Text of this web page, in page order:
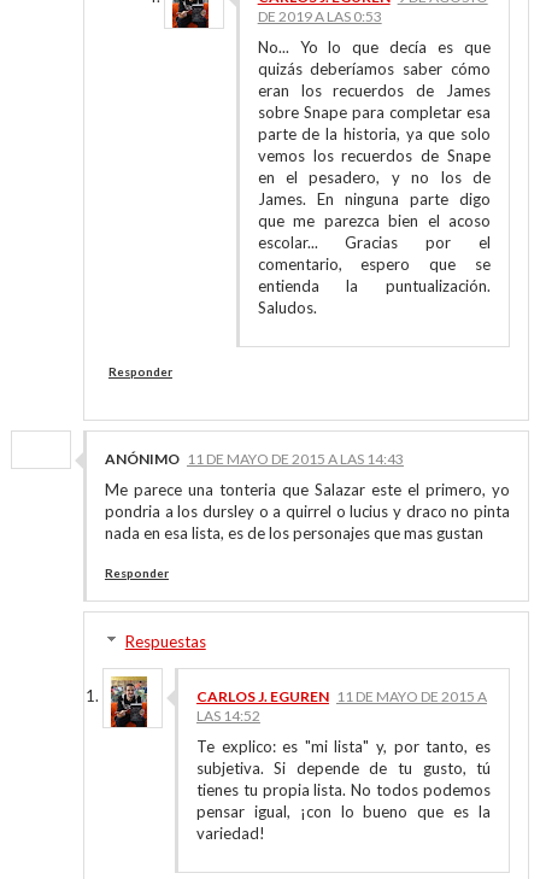
DE 2019 A LAS 0:53
No... Yo lo que decía es que
quizás deberíamos saber cómo
eran los recuerdos de James
sobre Snape para completar esa
parte de la historia, ya que solo
vemos los recuerdos de Snape
en el pesadero, y no los de
James. En ninguna parte digo
que me parezca bien el acoso
escolar... Gracias por el
comentario, espero que se
entienda la puntualización.
Saludos.
Responder
ANÓNIMO 11 DE MAYO DE 2015 A LAS 14:43
Me parece una tonteria que Salazar este el primero, yo
pondria a los dursley o a quirrel o lucius y draco no pinta
nada en esa lista, es de los personajes que mas gustan
Responder
Respuestas
CARLOS J. EGUREN 11 DE MAYO DE 2015 A
LAS 14:52
Te explico: es "mi lista" y, por tanto, es
subjetiva. Si depende de tu gusto, tú
tienes tu propia lista. No todos podemos
pensar igual, ¡con lo bueno que es la
variedad!